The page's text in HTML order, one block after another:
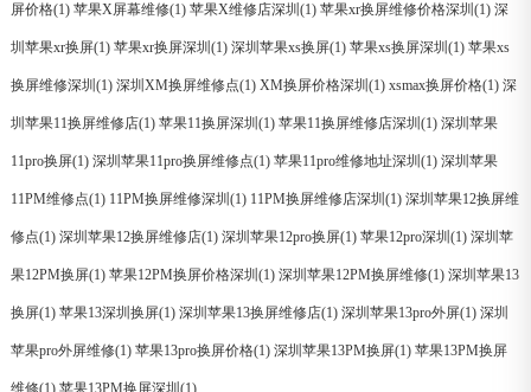
屏价格(1) 苹果X屏幕维修(1) 苹果X维修店深圳(1) 苹果xr换屏维修价格深圳(1) 深
圳苹果xr换屏(1) 苹果xr换屏深圳(1) 深圳苹果xs换屏(1) 苹果xs换屏深圳(1) 苹果xs
换屏维修深圳(1) 深圳XM换屏维修点(1) XM换屏价格深圳(1) xsmax换屏价格(1) 深
圳苹果11换屏维修店(1) 苹果11换屏深圳(1) 苹果11换屏维修店深圳(1) 深圳苹果
11pro换屏(1) 深圳苹果11pro换屏维修点(1) 苹果11pro维修地址深圳(1) 深圳苹果
11PM维修点(1) 11PM换屏维修深圳(1) 11PM换屏维修店深圳(1) 深圳苹果12换屏维
修点(1) 深圳苹果12换屏维修店(1) 深圳苹果12pro换屏(1) 苹果12pro深圳(1) 深圳苹
果12PM换屏(1) 苹果12PM换屏价格深圳(1) 深圳苹果12PM换屏维修(1) 深圳苹果13
换屏(1) 苹果13深圳换屏(1) 深圳苹果13换屏维修店(1) 深圳苹果13pro外屏(1) 深圳
苹果pro外屏维修(1) 苹果13pro换屏价格(1) 深圳苹果13PM换屏(1) 苹果13PM换屏
维修(1) 苹果13PM换屏深圳(1)